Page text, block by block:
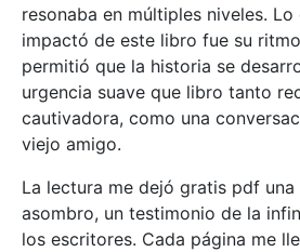
resonaba en múltiples niveles. Lo
impactó de este libro fue su
permitió que la historia se
urgencia suave que libro tanto
cautivadora, como una
viejo amigo.
La lectura me dejó gratis pdf una
asombro, un testimonio de la
los escritores. Cada página me